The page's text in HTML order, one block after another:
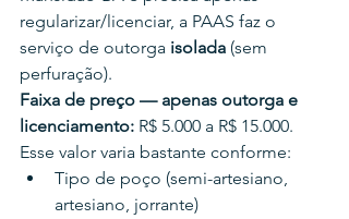
regularizar/licenciar, a PAAS faz o
serviço de outorga isolada (sem
perfuração).
Faixa de preço — apenas outorga e
licenciamento: R$ 5.000 a R$ 15.000.
Esse valor varia bastante conforme:
Tipo de poço (semi-artesiano,
artesiano, jorrante)